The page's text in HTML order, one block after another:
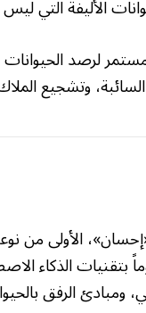
لرصد الحيوانات
وتشجيع
الأولى من
ذكياً مدعوماً
ومبادئ الرفق